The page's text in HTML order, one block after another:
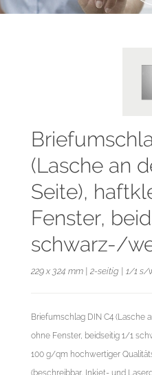
(Lasche an
Seite),
Fenster,
schwarz-/
229 x 324 mm | 2-seitig | 1/1
Briefumschlag DIN C4 (Lasche
ohne Fenster, beidseitig 1/1
100 g/qm hochwertiger